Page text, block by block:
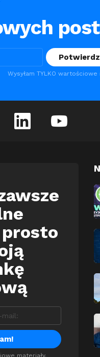
Wysyłam TYLKO wartościowe
linkedin
materiały.